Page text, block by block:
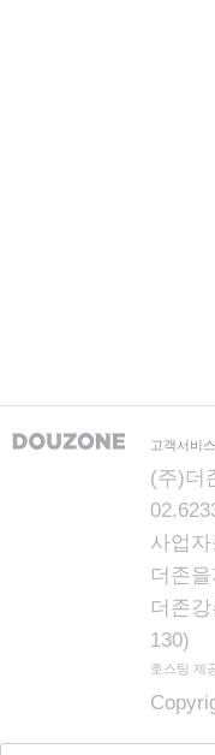
고객서비
(주)더
사업
더존
더존
130)
호스팅 제